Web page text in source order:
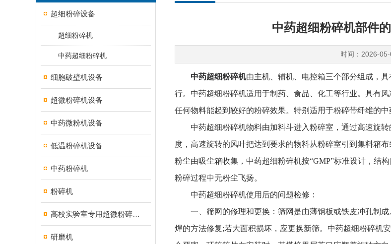
超细粉碎设备
超细粉碎机
中药超细粉碎机
细胞破壁机设备
超微粉碎机设备
中药微粉机设备
低温粉碎机设备
中药粉碎机
粉碎机
高校实验室专用超微粉碎机设备
研磨机
中药超细粉碎机部件
时间：2026-
中药超细粉碎机由主机、辅机、电控箱三个部分组成，
行。中药超细粉碎机适用于制药、食品、化工等行业。具有
任何物料能起到较好的粉碎效果。特别适用于粉碎带纤维的中
中药超细粉碎机物料由加料斗进入粉碎室，通过高速旋转
度，高速旋转的风叶把达到要求的物料从粉碎室引到集料箱
粉尘由吸尘箱收集，中药超细粉碎机按“GMP”标准设计，结
粉碎过程中无粉尘飞扬。
中药超细粉碎机使用后的问题检修：
一、筛网的修理和更换：筛网是由薄钢板或铁皮冲孔制成
焊的方法修复;若大面积损坏，应更换新筛。中药超细粉碎机